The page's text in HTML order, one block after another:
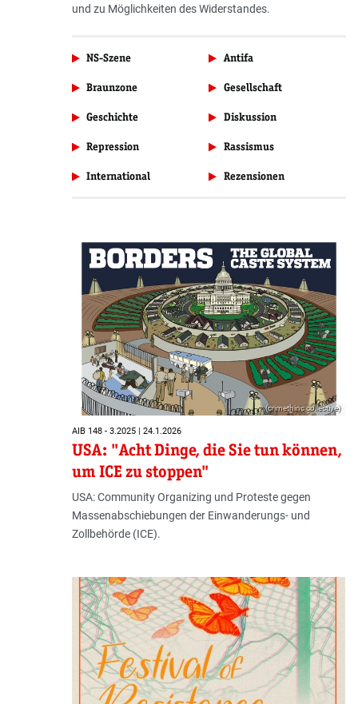
und zu Möglichkeiten des Widerstandes.
NS-Szene Antifa
Braunzone Gesellschaft
Geschichte Diskussion
Repression Rassismus
International Rezensionen
(crimethinc collective)
AIB 148 - 3.2025 | 24.1.2026
USA: "Acht Dinge, die Sie tun können,
um ICE zu stoppen"
USA: Community Organizing und Proteste gegen
Massenabschiebungen der Einwanderungs- und
Zollbehörde (ICE).